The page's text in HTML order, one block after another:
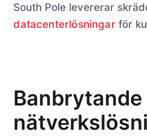
South Pole levererar
datacenterlösningarför
Banbrytande